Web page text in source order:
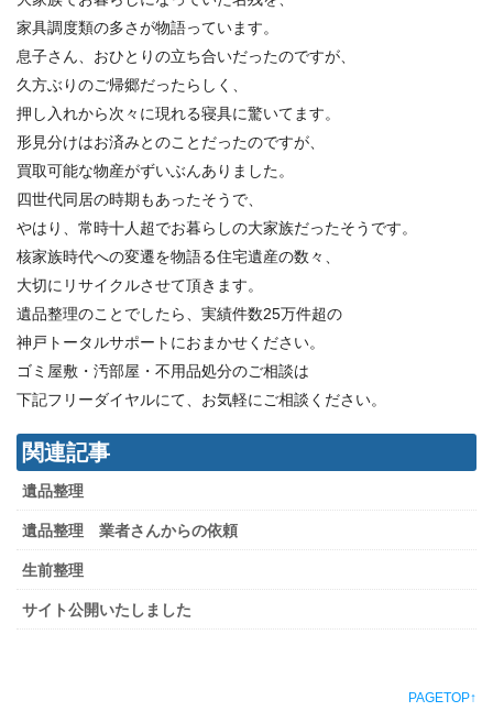
家具調度類の多さが物語っています。
息子さん、おひとりの立ち合いだったのですが、
久方ぶりのご帰郷だったらしく、
押し入れから次々に現れる寝具に驚いてます。
形見分けはお済みとのことだったのですが、
買取可能な物産がずいぶんありました。
四世代同居の時期もあったそうで、
やはり、常時十人超でお暮らしの大家族だったそうです。
核家族時代への変遷を物語る住宅遺産の数々、
大切にリサイクルさせて頂きます。
遺品整理のことでしたら、実績件数25万件超の
神戸トータルサポートにおまかせください。
ゴミ屋敷・汚部屋・不用品処分のご相談は
下記フリーダイヤルにて、お気軽にご相談ください。
関連記事
遺品整理
遺品整理 業者さんからの依頼
生前整理
サイト公開いたしました
PAGETOP↑